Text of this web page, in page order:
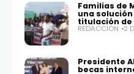
Familias de
una
titulación de
REDACCIÓN 2
Presidente
becas